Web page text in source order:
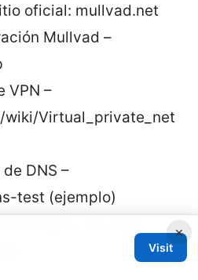
oficial: mullvad.net
Mullvad –
VPN –
wiki/Virtual_private_net
DNS –
test (ejemplo)
y no-logs –
×
Visit